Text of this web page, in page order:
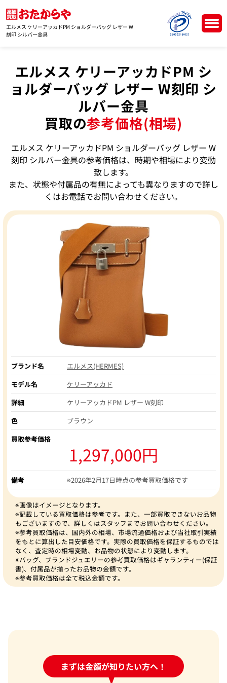
エルメス ケリーアッカドPM ショルダーバッグ レザー W
刻印 シルバー金具
エルメス ケリーアッカドPM シ
ョルダーバッグ レザー W刻印 シ
ルバー金具
買取の参考価格(相場)
エルメス ケリーアッカドPM ショルダーバッグ レザー W
刻印 シルバー金具の参考価格は、時期や相場により変動
致します。
また、状態や付属品の有無によっても異なりますので詳し
くはお電話でお問い合わせください。
ブランド名
エルメス(HERMES)
モデル名
ケリーアッカド
詳細
ケリーアッカドPM レザー W刻印
色
ブラウン
買取参考価格
1,297,000円
備考 ※2026年2月17日時点の参考買取価格です
※画像はイメージとなります。
※記載している買取価格は参考です。また、一部買取できないお品物
もございますので、詳しくはスタッフまでお問い合わせください。
※参考買取価格は、国内外の相場、市場流通価格および当社取引実績
をもとに算出した目安価格です。実際の買取価格を保証するものでは
なく、査定時の相場変動、お品物の状態により変動します。
※バッグ、ブランドジュエリーの参考買取価格はギャランティー(保証
書)、付属品が揃ったお品物の金額です。
※参考買取価格は全て税込金額です。
まずは金額が知りたい方へ！
24時間受付中!問い合わせフォーム